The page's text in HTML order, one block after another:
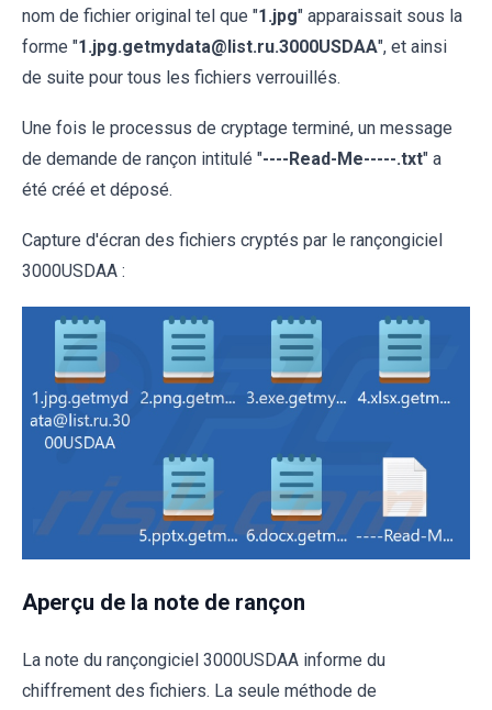
nom de fichier original tel que "1.jpg" apparaissait sous la
forme "1.jpg.getmydata@list.ru.3000USDAA", et ainsi
de suite pour tous les fichiers verrouillés.
Une fois le processus de cryptage terminé, un message
de demande de rançon intitulé "----Read-Me-----.txt" a
été créé et déposé.
Capture d'écran des fichiers cryptés par le rançongiciel
3000USDAA :
Aperçu de la note de rançon
La note du rançongiciel 3000USDAA informe du
chiffrement des fichiers. La seule méthode de